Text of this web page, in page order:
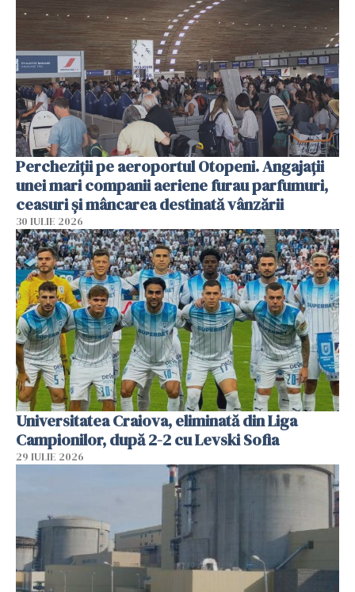
Percheziții pe aeroportul Otopeni. Angajații
unei mari companii aeriene furau parfumuri,
ceasuri și mâncarea destinată vânzării
30 IULIE 2026
Universitatea Craiova, eliminată din Liga
Campionilor, după 2-2 cu Levski Sofia
29 IULIE 2026